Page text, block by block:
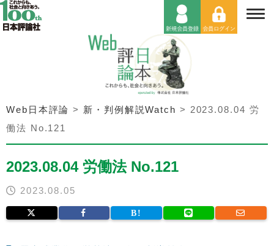
Web日本評論 > 新・判例解説Watch > 2023.08.04 労
働法 No.121
2023.08.04 労働法 No.121
2023.08.05